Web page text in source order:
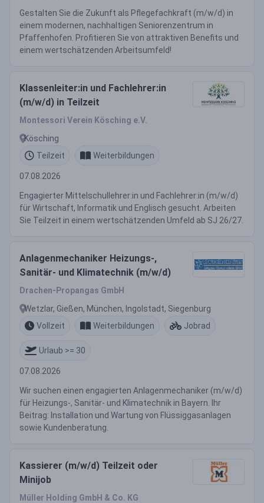
Gestalten Sie die Zukunft als Pflegefachkraft (m/w/d) in
einem modernen, nachhaltigen Seniorenzentrum in
Pfaffenhofen. Profitieren Sie von attraktiven Benefits und
einem wertschätzenden Arbeitsumfeld!
Klassenleiter:in und Fachlehrer:in
(m/w/d) in Teilzeit
Montessori Verein Kösching e.V.
Kösching
Teilzeit
Weiterbildungen
07.08.2026
Engagierter Mittelschullehrer:in und Fachlehrer:in (m/w/d)
für Wirtschaft, Informatik und Englisch gesucht. Arbeiten
Sie Teilzeit in einem wertschätzenden Umfeld ab SJ 26/27.
Anlagenmechaniker Heizungs-,
Sanitär- und Klimatechnik (m/w/d)
Drachen-Propangas GmbH
Wetzlar, Gießen, München, Ingolstadt, Siegenburg
Vollzeit
Weiterbildungen Jobrad
Urlaub >= 30
07.08.2026
Wir suchen einen engagierten Anlagenmechaniker (m/w/d)
für Heizungs-, Sanitär- und Klimatechnik in Bayern. Ihr
Beitrag: Installation und Wartung von Flüssiggasanlagen
sowie Kundenberatung.
Kassierer (m/w/d) Teilzeit oder
Minijob
Müller Holding GmbH & Co. KG